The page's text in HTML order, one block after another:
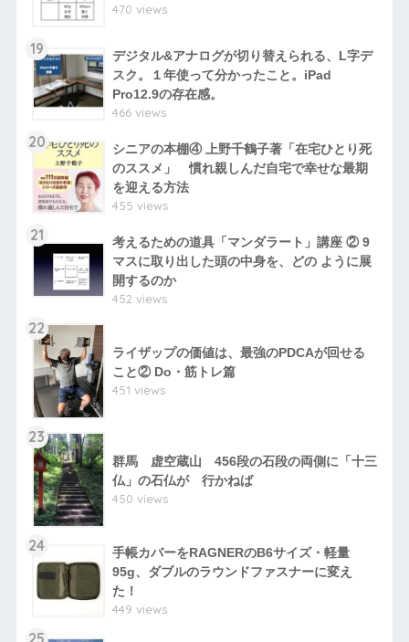
470 views
19
デジタル&アナログが切り替えられる、L字デ
スク。１年使って分かったこと。iPad
Pro12.9の存在感。
466 views
20
シニアの本棚④ 上野千鶴子著「在宅ひとり死
のススメ」 慣れ親しんだ自宅で幸せな最期
を迎える方法
455 views
21
考えるための道具「マンダラート」講座 ② 9
マスに取り出した頭の中身を、どの ように展
開するのか
452 views
22
ライザップの価値は、最強のPDCAが回せる
こと② Do・筋トレ篇
451 views
23
群馬 虚空蔵山 456段の石段の両側に「十三
仏」の石仏が 行かねば
450 views
24
手帳カバーをRAGNERのB6サイズ・軽量
95g、ダブルのラウンドファスナーに変え
た！
449 views
25